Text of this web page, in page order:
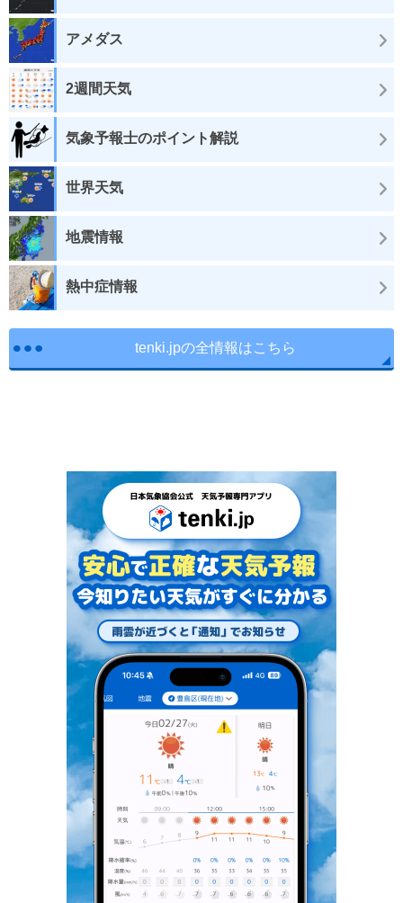
アメダス
2週間天気
気象予報士のポイント解説
世界天気
地震情報
熱中症情報
tenki.jpの全情報はこちら